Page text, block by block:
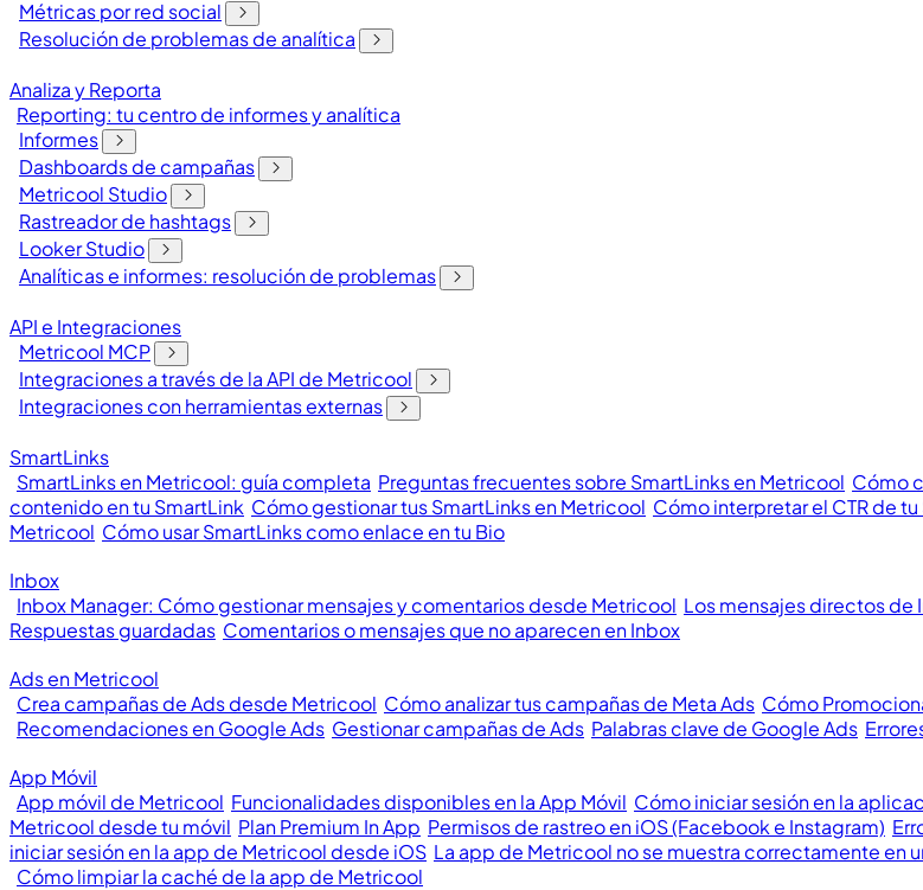
Métricas por red social
Resolución de problemas de analítica
Analiza y Reporta
Reporting: tu centro de informes y analítica
Informes
Dashboards de campañas
Metricool Studio
Rastreador de hashtags
Looker Studio
Analíticas e informes: resolución de problemas
API e Integraciones
Metricool MCP
Integraciones a través de la API de Metricool
Integraciones con herramientas externas
SmartLinks
SmartLinks en Metricool: guía completa Preguntas frecuentes sobre SmartLinks en Metricool Cómo
contenido en tu SmartLink Cómo gestionar tus SmartLinks en Metricool Cómo interpretar el CTR de
Metricool Cómo usar SmartLinks como enlace en tu Bio
Inbox
Inbox Manager: Cómo gestionar mensajes y comentarios desde Metricool Los mensajes directos de
Respuestas guardadas Comentarios o mensajes que no aparecen en Inbox
Ads en Metricool
Crea campañas de Ads desde Metricool Cómo analizar tus campañas de Meta Ads Cómo
Recomendaciones en Google Ads Gestionar campañas de Ads Palabras clave de Google Ads
App Móvil
App móvil de Metricool Funcionalidades disponibles en la App Móvil Cómo iniciar sesión en la
Metricool desde tu móvil Plan Premium In App Permisos de rastreo en iOS (Facebook e Instagram)
iniciar sesión en la app de Metricool desde iOS La app de Metricool no se muestra correctamente en
Cómo limpiar la caché de la app de Metricool